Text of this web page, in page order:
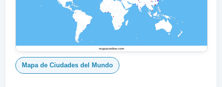
Mapa de Ciudades del Mundo